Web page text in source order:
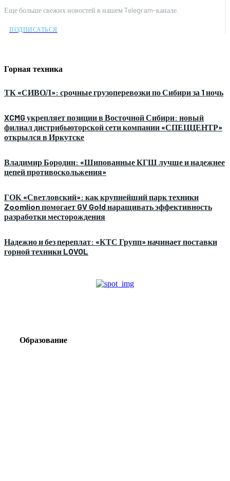
Еще больше свежих новостей в нашем Telegram-канале.
ПОДПИСАТЬСЯ
Горная техника
ТК «СИВОЛ»: срочные грузоперевозки по Сибири за 1 ночь
XCMG укрепляет позиции в Восточной Сибири: новый
филиал дистрибьюторской сети компании «СПЕЦЦЕНТР»
открылся в Иркутске
Владимир Бородин: «Шипованные КГШ лучше и надежнее
цепей противоскольжения»
ГОК «Светловский»: как крупнейший парк техники
Zoomlion помогает GV Gold наращивать эффективность
разработки месторождения
Надежно и без переплат: «КТС Групп» начинает поставки
горной техники LOVOL
Образование